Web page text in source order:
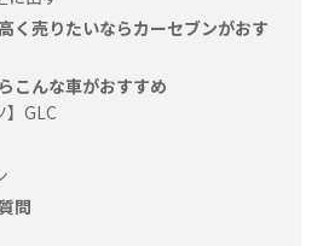
く売りたいならカーセブンがおす
こんな車がおすすめ
】GLC
問